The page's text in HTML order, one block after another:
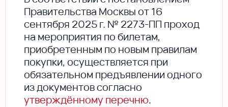
Правительства Москвы от 16
сентября 2025 г. № 2273-ПП проход
на мероприятия по билетам,
приобретенным по новым правилам
покупки, осуществляется при
обязательном предъявлении одного
из документов согласно
утверждённому перечню.